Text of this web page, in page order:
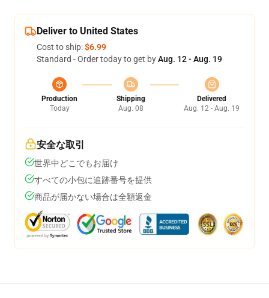
Deliver to United States
Cost to ship:$6.99
Standard - Order today to get byAug. 12 - Aug. 19
Production
Today
Shipping
Aug. 08
Delivered
Aug. 12 - Aug. 19
安全な取引
世界中どこでもお届け
すべての小包に追跡番号を提供
商品が届かない場合は全額返金